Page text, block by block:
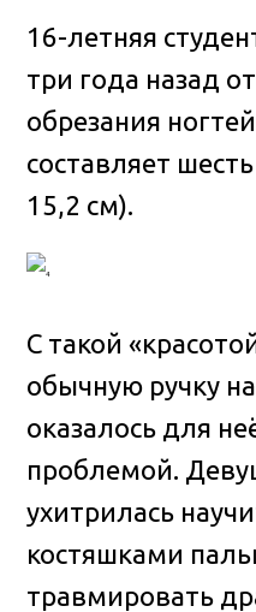
16-летняя
три года назад
обрезания
составляет
15,2 см).
С такой
обычную ручку
оказалось для
проблемой.
ухитрилась
костяшками
травмировать